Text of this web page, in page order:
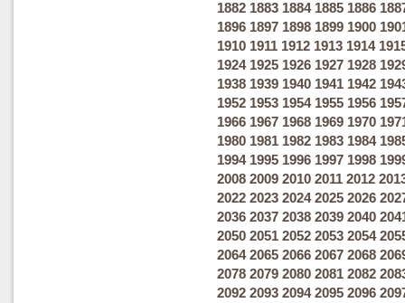
1882 1883 1884 1885 1886
1896 1897 1898 1899 1900
1910 1911 1912 1913 1914
1924 1925 1926 1927 1928
1938 1939 1940 1941 1942
1952 1953 1954 1955 1956
1966 1967 1968 1969 1970
1980 1981 1982 1983 1984
1994 1995 1996 1997 1998
2008 2009 2010 2011 2012
2022 2023 2024 2025 2026
2036 2037 2038 2039 2040
2050 2051 2052 2053 2054
2064 2065 2066 2067 2068
2078 2079 2080 2081 2082
2092 2093 2094 2095 2096